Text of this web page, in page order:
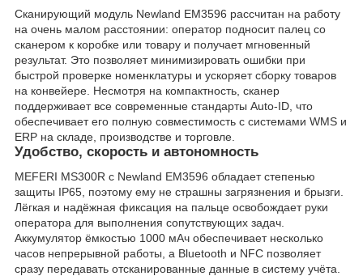
Сканирующий модуль Newland EM3596 рассчитан на работу
на очень малом расстоянии: оператор подносит палец со
сканером к коробке или товару и получает мгновенный
результат. Это позволяет минимизировать ошибки при
быстрой проверке номенклатуры и ускоряет сборку товаров
на конвейере. Несмотря на компактность, сканер
поддерживает все современные стандарты Auto-ID, что
обеспечивает его полную совместимость с системами WMS и
ERP на складе, производстве и торговле.
Удобство, скорость и автономность
MEFERI MS300R с Newland EM3596 обладает степенью
защиты IP65, поэтому ему не страшны загрязнения и брызги.
Лёгкая и надёжная фиксация на пальце освобождает руки
оператора для выполнения сопутствующих задач.
Аккумулятор ёмкостью 1000 мАч обеспечивает несколько
часов непрерывной работы, а Bluetooth и NFC позволяет
сразу передавать отсканированные данные в систему учёта.